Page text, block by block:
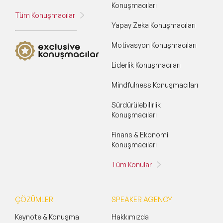
Tüm Konuşmacılar
Konuşmacıları
Yapay Zeka Konuşmacıları
Motivasyon Konuşmacıları
Liderlik Konuşmacıları
Mindfulness Konuşmacıları
Sürdürülebilirlik
Konuşmacıları
Finans & Ekonomi
Konuşmacıları
Tüm Konular
ÇÖZÜMLER
Keynote & Konuşma
SPEAKER AGENCY
Hakkımızda